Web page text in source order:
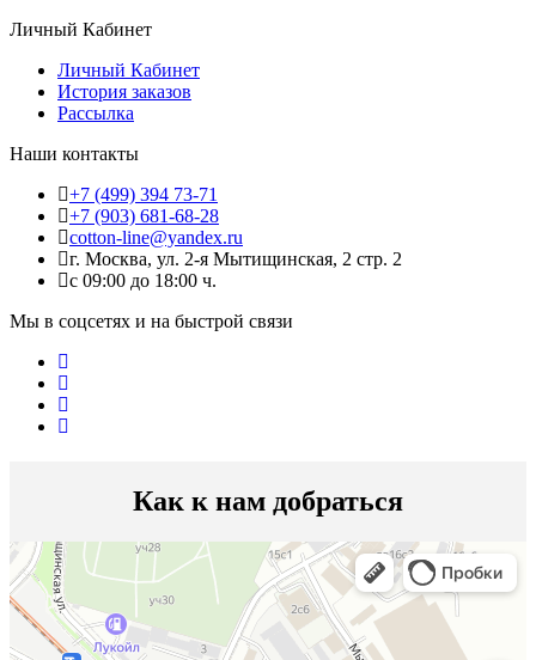
Личный Кабинет
Личный Кабинет
История заказов
Рассылка
Наши контакты
+7 (499) 394 73-71
+7 (903) 681-68-28
cotton-line@yandex.ru
г. Москва, ул. 2-я Мытищинская, 2 стр. 2
с 09:00 до 18:00 ч.
Мы в соцсетях и на быстрой связи
Как к нам добраться